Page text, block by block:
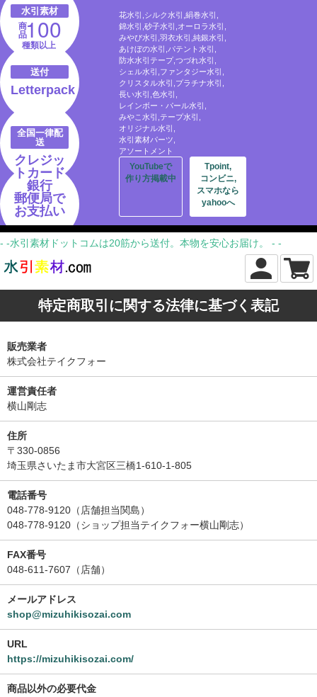
水引素材
商
品100
種類以上
送付
Letterpack
全国一律配
送
クレジッ
トカード
銀行
郵便局で
お支払い
花水引,シルク水引,絹巻水引,
錦水引,砂子水引,オーロラ水引,
みやび水引,羽衣水引,純銀水引,
あけぼの水引,パテント水引,
防水水引テープ,つづれ水引,
シェル水引,ファンタジー水引,
クリスタル水引,プラチナ水引,
長い水引,色水引,
レインボー・パール水引,
みやこ水引,テープ水引,
オリジナル水引,
水引素材パーツ,
アソートメント
YouTubeで
作り方掲載中
Tpoint,
コンビニ,
スマホなら
yahooへ
- -水引素材ドットコムは20筋から送付。本物を安心お届け。 - -
特定商取引に関する法律に基づく表記
販売業者
株式会社テイクフォー
運営責任者
横山剛志
住所
〒330-0856
埼玉県さいたま市大宮区三橋1-610-1-805
電話番号
048-778-9120（店舗担当関島）
048-778-9120（ショップ担当テイクフォー横山剛志）
FAX番号
048-611-7607（店舗）
メールアドレス
shop@mizuhikisozai.com
URL
https://mizuhikisozai.com/
商品以外の必要代金